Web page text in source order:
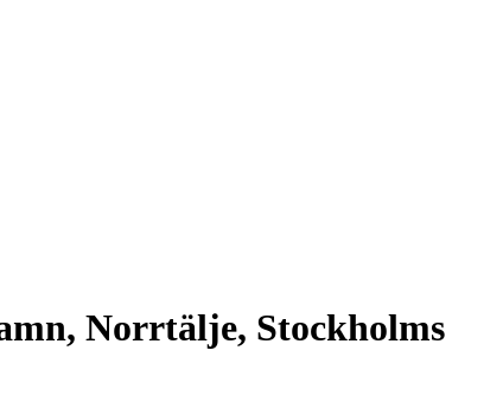
Norrtälje, Stockholms